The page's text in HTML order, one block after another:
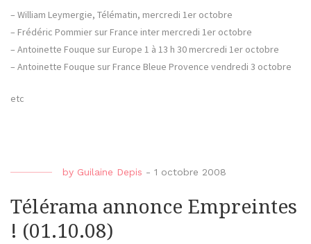
– William Leymergie, Télématin, mercredi 1er octobre
– Frédéric Pommier sur France inter mercredi 1er octobre
– Antoinette Fouque sur Europe 1 à 13 h 30 mercredi 1er octobre
– Antoinette Fouque sur France Bleue Provence vendredi 3 octobre
etc
by Guilaine Depis - 1 octobre 2008
Télérama annonce Empreintes
! (01.10.08)